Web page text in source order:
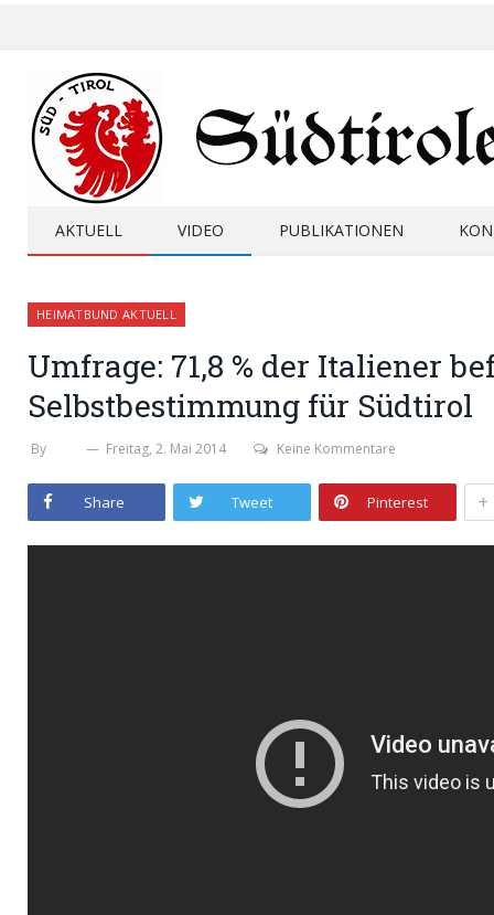
AKTUELL VIDEO PUBLIKATIONEN
HEIMATBUND AKTUELL
Umfrage: 71,8 % der Italiener
Selbstbestimmung für Südtirol
By Freitag, 2. Mai 2014 Keine Kommentare
Share Tweet Pinterest +